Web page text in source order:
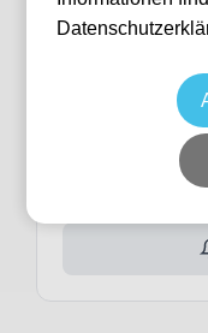
Shortside
15:00
ESP
Ticket(s) +